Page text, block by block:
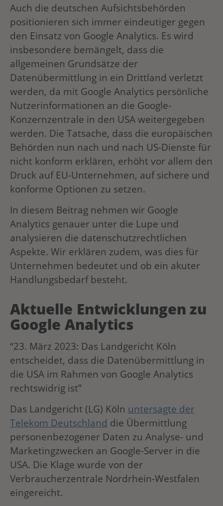
Auch die deutschen Aufsichtsbehörden
positionieren sich immer eindeutiger gegen
den Einsatz von Google Analytics. Es wird
insbesondere bemängelt, dass die
allgemeinen Grundsätze der
Datenübermittlung in ein Drittland verletzt
werden, da mit Google Analytics persönliche
Nutzerinformationen an die Google-
Konzernzentrale in den USA weitergegeben
werden. Die Tatsache, dass die europäischen
Behörden nun nach und nach US-Dienste für
nicht konform erklären, erhöht vor allem den
Druck auf EU-Unternehmen, auf sichere und
konforme Optionen zu setzen.
In diesem Beitrag nehmen wir Google
Analytics genauer unter die Lupe und
analysieren die datenschutzrechtlichen
Aspekte. Wir erklären zudem, was dies für
Unternehmen bedeutet und ob ein akuter
Handlungsbedarf besteht.
Aktuelle Entwicklungen zu
Google Analytics
“23. März 2023: Das Landgericht Köln
entscheidet, dass die Datenübermittlung in
die USA im Rahmen von Google Analytics
rechtswidrig ist”
Das Landgericht (LG) Köln untersagte der
Telekom Deutschland die Übermittlung
personenbezogener Daten zu Analyse- und
Marketingzwecken an Google-Server in die
USA. Die Klage wurde von der
Verbraucherzentrale Nordrhein-Westfalen
eingereicht.